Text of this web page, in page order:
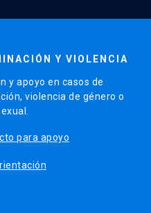
Y VIOLENCIA
y apoyo en casos de
violencia de género o
para apoyo